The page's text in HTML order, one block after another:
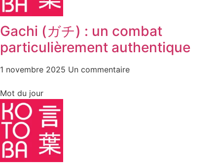
Gachi (ガチ) : un combat
particulièrement authentique
1 novembre 2025 Un commentaire
Mot du jour